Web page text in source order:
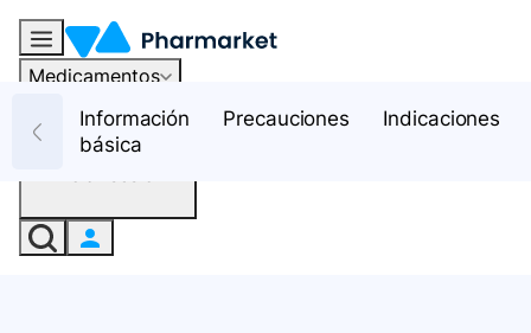
Medicamentos
RecursosInformación
básica
Precauciones Indicaciones